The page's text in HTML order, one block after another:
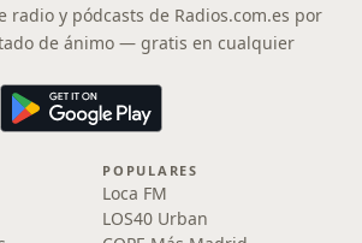
radio y pódcasts de Radios.com.es por
de ánimo — gratis en cualquier
POPULARES
Loca FM
LOS40 Urban